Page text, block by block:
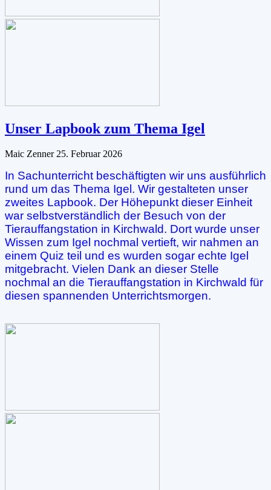
Unser Lapbook zum Thema Igel
Maic Zenner 25. Februar 2026
In Sachunterricht beschäftigten wir uns ausführlich
rund um das Thema Igel. Wir gestalteten unser
zweites Lapbook. Der Höhepunkt dieser Einheit
war selbstverständlich der Besuch von der
Tierauffangstation in Kirchwald. Dort wurde unser
Wissen zum Igel nochmal vertieft, wir nahmen an
einem Quiz teil und es wurden sogar echte Igel
mitgebracht. Vielen Dank an dieser Stelle
nochmal an die Tierauffangstation in Kirchwald für
diesen spannenden Unterrichtsmorgen.